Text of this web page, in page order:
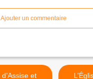
Ajouter un commentaire